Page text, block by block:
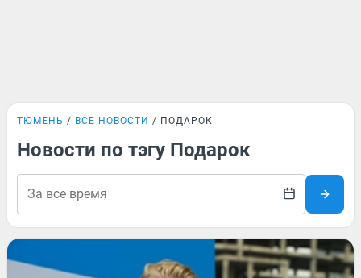
ТЮМЕНЬ ВСЕ НОВОСТИ ПОДАРОК
Новости по тэгу Подарок